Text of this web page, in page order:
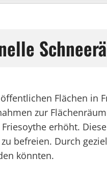
Flächen in
zur
erhöht.
befreien. Durch
könnten.